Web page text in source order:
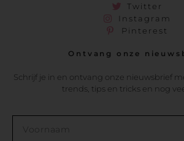
Twitter
Instagram
Pinterest
Ontvang onze
Schrijf je in en ontvang onze nieuwsbrief
trends, tips en tricks en nog